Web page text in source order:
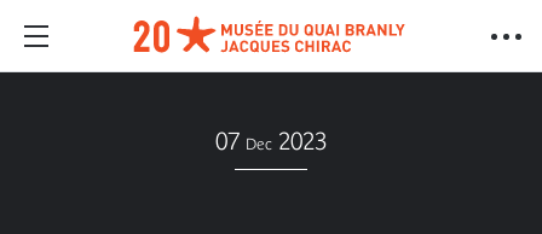
07 Dec 2023